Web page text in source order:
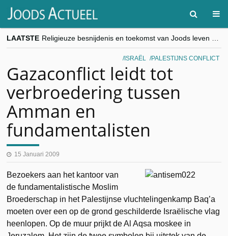
LAATSTE
“Besnijdenisdebat toont hoe moeilijk seculiere Westen minderheden begrijpt”, Jinnih Beels (Vooruit)
CITYTRIP | ROEMENIË – Boekarest: de verrassing van Oost-Europa
ISRAËL PALESTIJNS CONFLICT
Gazaconflict leidt tot
verbroedering tussen
Amman en
fundamentalisten
15 Januari 2009
Bezoekers aan het kantoor van
de fundamentalistische Moslim
Broederschap in het Palestijnse vluchtelingenkamp Baq’a
moeten over een op de grond geschilderde Israëlische vlag
heenlopen. Op de muur prijkt de Al Aqsa moskee in